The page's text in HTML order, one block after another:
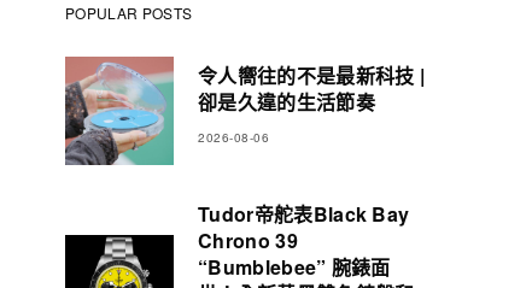
POPULAR POSTS
令人嚮往的不是最新科技 |
卻是久違的生活節奏
2026-08-06
Tudor帝舵表Black Bay
Chrono 39
“Bumblebee” 腕錶面